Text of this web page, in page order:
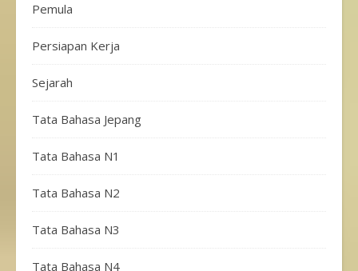
Pemula
Persiapan Kerja
Sejarah
Tata Bahasa Jepang
Tata Bahasa N1
Tata Bahasa N2
Tata Bahasa N3
Tata Bahasa N4